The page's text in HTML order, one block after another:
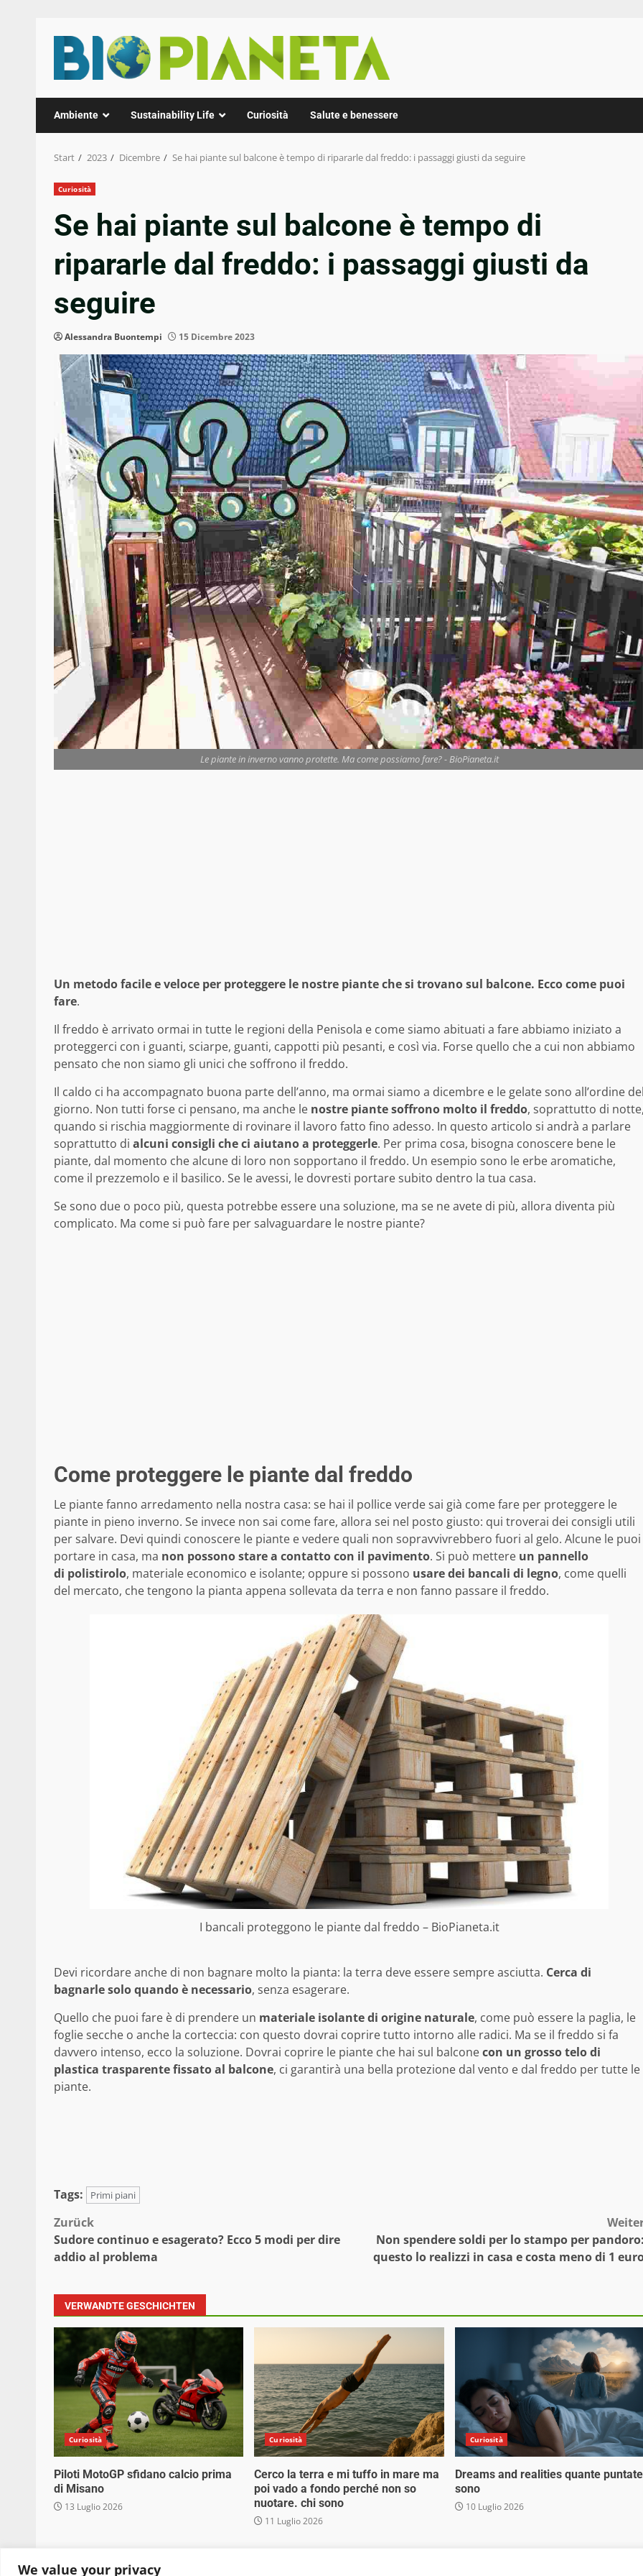
We value your privacy
Inhalt
springen
Ambiente Sustainability Life Curiosità Salute e benessere
Start 2023 Dicembre Se hai piante sul balcone è tempo di ripararle dal freddo: i passaggi giusti da seguire
Curiosità
Se hai piante sul balcone è tempo di
ripararle dal freddo: i passaggi giusti da
seguire
Alessandra Buontempi 15 Dicembre 2023
Le piante in inverno vanno protette. Ma come possiamo fare? - BioPianeta.it
Un metodo facile e veloce per proteggere le nostre piante che si trovano sul balcone. Ecco come puoi
fare.
Il freddo è arrivato ormai in tutte le regioni della Penisola e come siamo abituati a fare abbiamo iniziato a
proteggerci con i guanti, sciarpe, guanti, cappotti più pesanti, e così via. Forse quello che a cui non abbiamo
pensato che non siamo gli unici che soffrono il freddo.
Il caldo ci ha accompagnato buona parte dell’anno, ma ormai siamo a dicembre e le gelate sono all’ordine
giorno. Non tutti forse ci pensano, ma anche le nostre piante soffrono molto il freddo, soprattutto di
quando si rischia maggiormente di rovinare il lavoro fatto fino adesso. In questo articolo si andrà a parlare
soprattutto di alcuni consigli che ci aiutano a proteggerle. Per prima cosa, bisogna conoscere bene le
piante, dal momento che alcune di loro non sopportano il freddo. Un esempio sono le erbe aromatiche,
come il prezzemolo e il basilico. Se le avessi, le dovresti portare subito dentro la tua casa.
Se sono due o poco più, questa potrebbe essere una soluzione, ma se ne avete di più, allora diventa più
complicato. Ma come si può fare per salvaguardare le nostre piante?
Come proteggere le piante dal freddo
Le piante fanno arredamento nella nostra casa: se hai il pollice verde sai già come fare per proteggere le
piante in pieno inverno. Se invece non sai come fare, allora sei nel posto giusto: qui troverai dei consigli utili
per salvare. Devi quindi conoscere le piante e vedere quali non sopravvivrebbero fuori al gelo. Alcune le puoi
portare in casa, ma non possono stare a contatto con il pavimento. Si può mettere un pannello
di polistirolo, materiale economico e isolante; oppure si possono usare dei bancali di legno, come quelli
del mercato, che tengono la pianta appena sollevata da terra e non fanno passare il freddo.
I bancali proteggono le piante dal freddo – BioPianeta.it
Devi ricordare anche di non bagnare molto la pianta: la terra deve essere sempre asciutta. Cerca di
bagnarle solo quando è necessario, senza esagerare.
Quello che puoi fare è di prendere un materiale isolante di origine naturale, come può essere la paglia, le
foglie secche o anche la corteccia: con questo dovrai coprire tutto intorno alle radici. Ma se il freddo si fa
davvero intenso, ecco la soluzione. Dovrai coprire le piante che hai sul balconecon un grosso telo di
plastica trasparente fissato al balcone, ci garantirà una bella protezione dal vento e dal freddo per tutte le
piante.
Tags: Primi piani
Beitragsnavigation
Zurück
Sudore continuo e esagerato? Ecco 5 modi per dire
addio al problema
Non spendere soldi per lo stampo per
questo lo realizzi in casa e costa meno di 1
VERWANDTE GESCHICHTEN
Curiosità
Piloti MotoGP sfidano calcio prima
di Misano
13 Luglio 2026
Curiosità
Cerco la terra e mi tuffo in mare ma
poi vado a fondo perché non so
nuotare. chi sono
11 Luglio 2026
Curiosità
Dreams and realities quante puntate
sono
10 Luglio 2026
Copyright © 2025 Biopianeta.it proprietà di Jws Media Srl - Via Cavour 310 - 00184 Roma - P.Iva